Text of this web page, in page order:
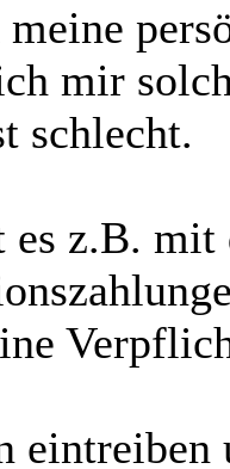
mir
schlecht.
z.B. mit